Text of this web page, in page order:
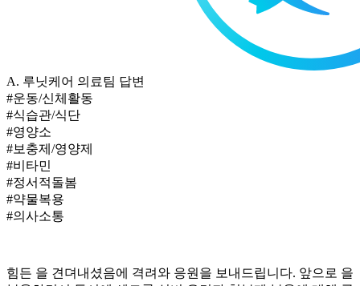
A. 루닛케어 의료팀 답변
#운동/신체활동
#식습관/식단
#영양소
#보충제/영양제
#비타민
#정서적돌봄
#약물복용
#의사소통
힘든 을 견뎌내셨음에 격려와 응원을 보내드립니다. 앞으로 을